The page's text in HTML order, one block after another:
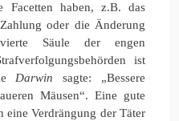
Facetten haben, z.B. das
oder die Änderung
Säule der engen
ist
Darwinsagte: „Bessere
Mäusen“. Eine gute
eine Verdrängung der Täter